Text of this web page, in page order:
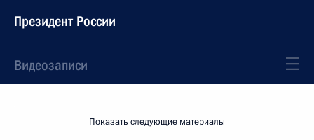
Президент России
Видеозаписи
Показать следующие материалы